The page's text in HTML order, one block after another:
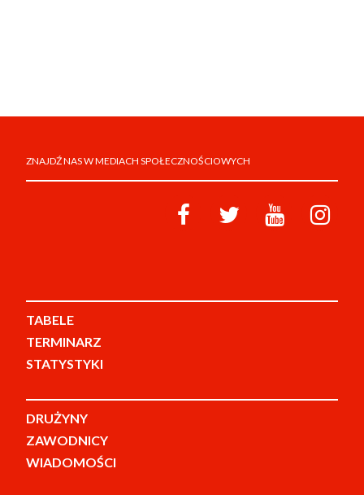
ZNAJDŹ NAS W MEDIACH SPOŁECZNOŚCIOWYCH
TABELE
TERMINARZ
STATYSTYKI
DRUŻYNY
ZAWODNICY
WIADOMOŚCI